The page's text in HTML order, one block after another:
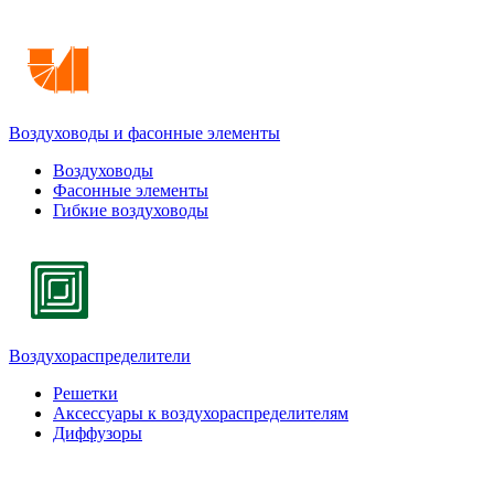
Воздуховоды и фасонные элементы
Воздуховоды
Фасонные элементы
Гибкие воздуховоды
Воздухораспределители
Решетки
Аксессуары к воздухораспределителям
Диффузоры